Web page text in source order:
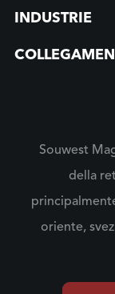
INDUSTRIE
Souwest
della
oriente,